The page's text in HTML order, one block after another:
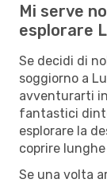
Mi serve
esplorare
Se decidi di
soggiorno a
avventurarti
fantastici
esplorare la
coprire
Se una volta